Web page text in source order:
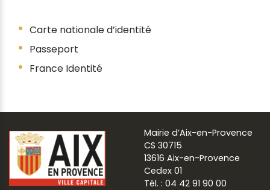
Carte nationale d’identité
Passeport
France Identité
Mairie d’Aix-en-Provence
CS 30715
13616 Aix-en-Provence
Cedex 01
Tél. : 04 42 91 90 00